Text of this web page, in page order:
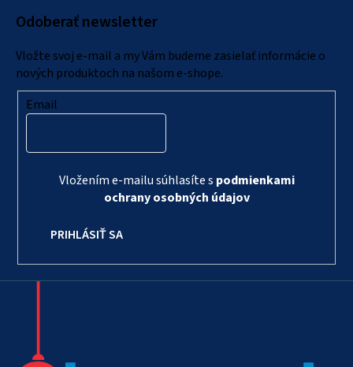
Odoberať newsletter
Vložte svoj e-mail a my Vám budeme zasielať informácie o
nových produktoch na našom e-shope.
Email
Vložením e-mailu súhlasíte s podmienkami
ochrany osobných údajov
PRIHLÁSIŤ SA